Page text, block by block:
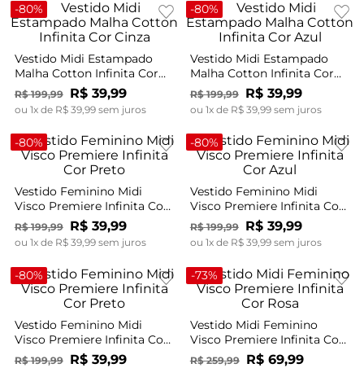
-80%
Vestido Midi Estampado
Malha Cotton Infinita Cor
Cinza
R$ 199,99 R$ 39,99
ou 1x de R$ 39, 99sem juros
-80%
Vestido Midi Estampado
Malha Cotton Infinita Cor
Azul
R$ 199,99 R$ 39,99
ou 1x de R$ 39, 99sem juros
-80%
Vestido Feminino Midi
Visco Premiere Infinita Cor
Preto
R$ 199,99 R$ 39,99
ou 1x de R$ 39,99sem juros
-80%
Vestido Feminino Midi
Visco Premiere Infinita Cor
Azul
R$ 199,99 R$ 39,99
ou 1x de R$ 39,99sem juros
-80%
Vestido Feminino Midi
Visco Premiere Infinita Cor
Preto
R$ 199,99 R$ 39,99
-73%
Vestido Midi Feminino
Visco Premiere Infinita Cor
Rosa
R$ 259,99 R$ 69,99